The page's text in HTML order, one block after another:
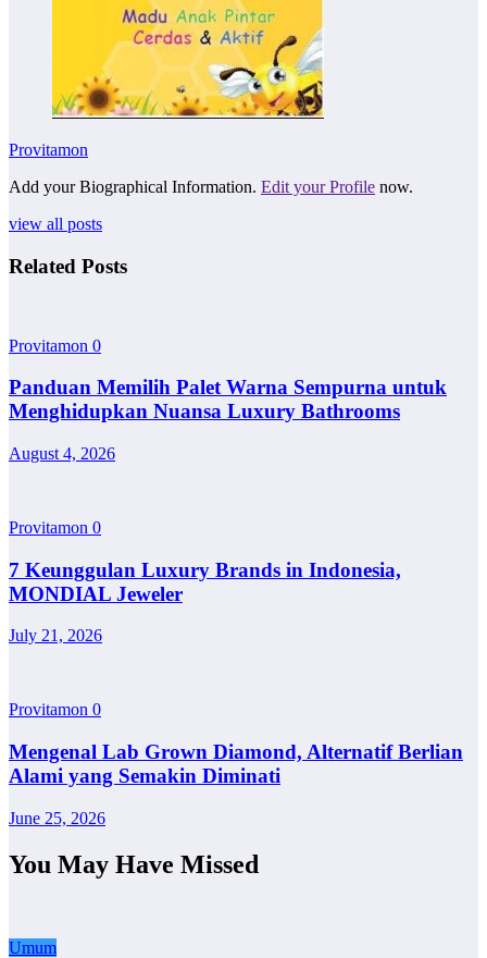
Provitamon
Add your Biographical Information. Edit your Profile now.
view all posts
Related Posts
Provitamon 0
Panduan Memilih Palet Warna Sempurna untuk
Menghidupkan Nuansa Luxury Bathrooms
August 4, 2026
Provitamon 0
7 Keunggulan Luxury Brands in Indonesia,
MONDIAL Jeweler
July 21, 2026
Provitamon 0
Mengenal Lab Grown Diamond, Alternatif Berlian
Alami yang Semakin Diminati
June 25, 2026
You May Have Missed
Umum